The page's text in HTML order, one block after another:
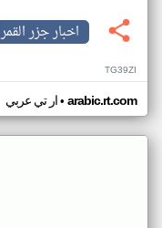
اخبار جزر القمر
TG39ZI
ار تي عربي• arabic.rt.com